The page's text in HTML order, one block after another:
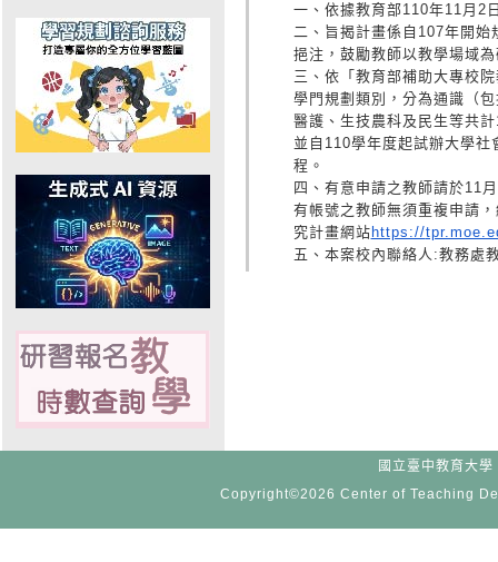
一、依據教育部110年11月2
二、旨揭計畫係自107年開始
挹注，鼓勵教師以教學場域
三、依「教育部補助大專校
學門規劃類別，分為通識（
醫護、生技農科及民生等共
並自110學年度起試辦大學社
程。
四、有意申請之教師請於11
有帳號之教師無須重複申請，
究計畫網站 https://
五、本案校內聯絡人:教務處
國立臺中教育大
Copyright©2026 Center of Teaching